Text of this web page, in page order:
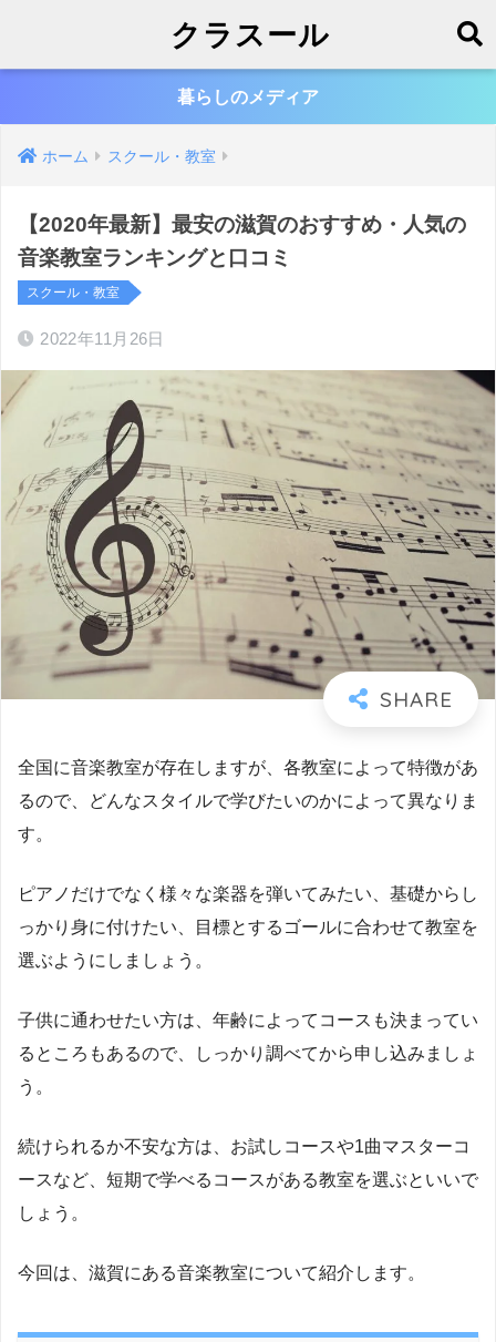
クラスール
暮らしのメディア
ホーム スクール・教室
【2020年最新】最安の滋賀のおすすめ・人気の
音楽教室ランキングと口コミ
スクール・教室
2022年11月26日
全国に音楽教室が存在しますが、各教室によって特徴があ
るので、どんなスタイルで学びたいのかによって異なりま
す。
ピアノだけでなく様々な楽器を弾いてみたい、基礎からし
っかり身に付けたい、目標とするゴールに合わせて教室を
選ぶようにしましょう。
子供に通わせたい方は、年齢によってコースも決まってい
るところもあるので、しっかり調べてから申し込みましょ
う。
続けられるか不安な方は、お試しコースや1曲マスターコ
ースなど、短期で学べるコースがある教室を選ぶといいで
しょう。
今回は、滋賀にある音楽教室について紹介します。